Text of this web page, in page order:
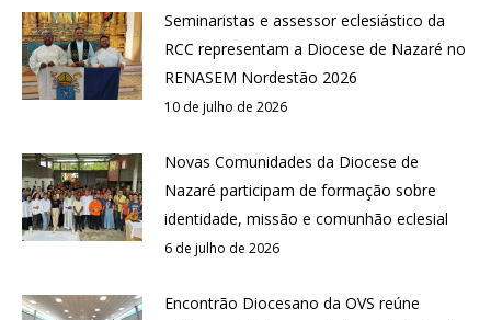
Seminaristas e assessor eclesiástico da
RCC representam a Diocese de Nazaré no
RENASEM Nordestão 2026
10 de julho de 2026
Novas Comunidades da Diocese de
Nazaré participam de formação sobre
identidade, missão e comunhão eclesial
6 de julho de 2026
Encontrão Diocesano da OVS reúne